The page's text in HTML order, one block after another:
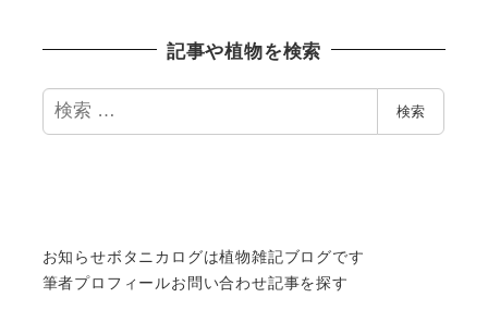
記事や植物を検索
検
索
検索
お知らせボタニカログは植物雑記ブログです
筆者プロフィールお問い合わせ記事を探す